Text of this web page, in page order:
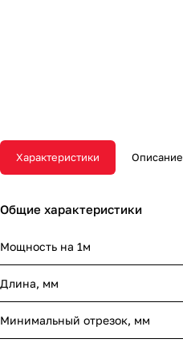
Характеристики Описание
Общие характеристики
Мощность на 1м
Длина, мм
Минимальный отрезок, мм